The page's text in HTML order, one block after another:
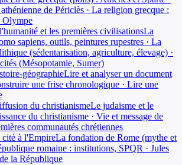
de Périclès · La religion grecque :
Olympe
et les premières civilisationsLa
sapiens, outils, peintures rupestres · La
(sédentarisation, agriculture, élevage) ·
(Mésopotamie, Sumer)
géographieLire et analyser un document
une frise chronologique · Lire une
du christianismeLe judaïsme et le
du christianisme · Vie et message de
communautés chrétiennes
à l'EmpireLa fondation de Rome (mythe et
romaine : institutions, SPQR · Jules
la République